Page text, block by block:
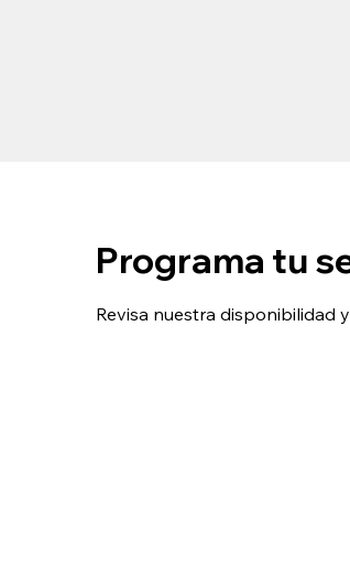
Programa tu
Revisa nuestra disponibilidad